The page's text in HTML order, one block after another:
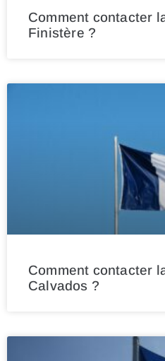
Comment contacter
Finistère ?
Comment contacter
Calvados ?